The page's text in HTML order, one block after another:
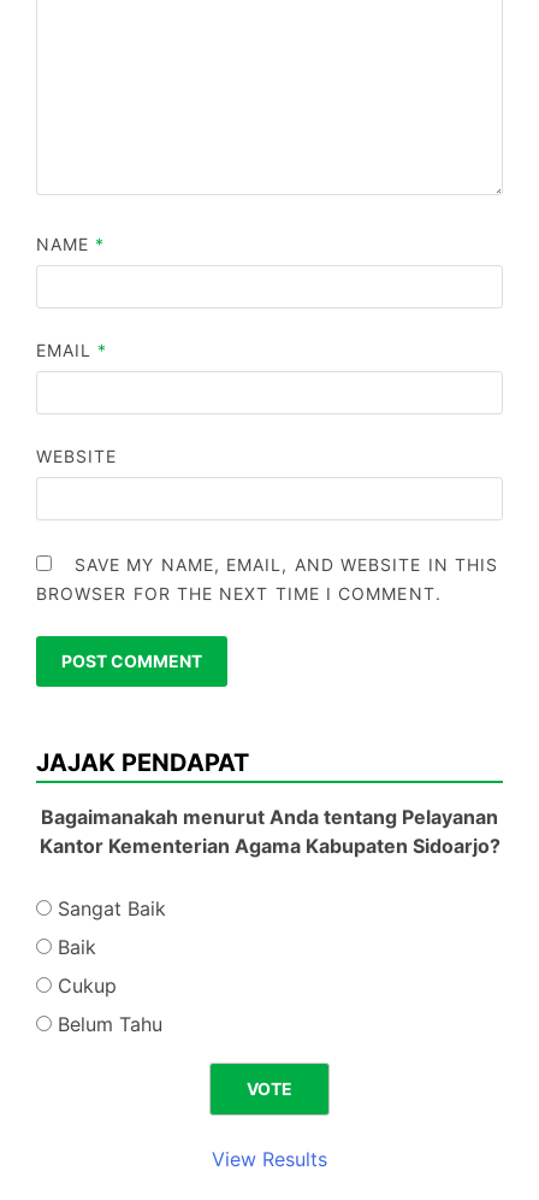
NAME *
EMAIL *
WEBSITE
SAVE MY NAME, EMAIL, AND WEBSITE IN THIS
BROWSER FOR THE NEXT TIME I COMMENT.
JAJAK PENDAPAT
Bagaimanakah menurut Anda tentang Pelayanan
Kantor Kementerian Agama Kabupaten Sidoarjo?
Sangat Baik
Baik
Cukup
Belum Tahu
View Results